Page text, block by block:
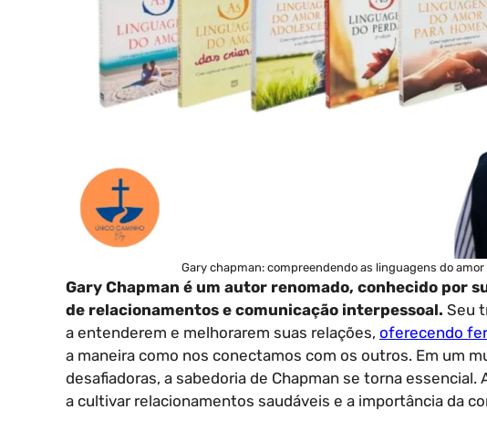
Gary chapman: compreendendo as linguagens do
Gary Chapman é um autor renomado, conhecido por
de relacionamentos e comunicação interpessoal. Seu
a entenderem e melhorarem suas relações, oferecendo
a maneira como nos conectamos com os outros. Em um
desafiadoras, a sabedoria de Chapman se torna essencial.
a cultivar relacionamentos saudáveis e a importância da